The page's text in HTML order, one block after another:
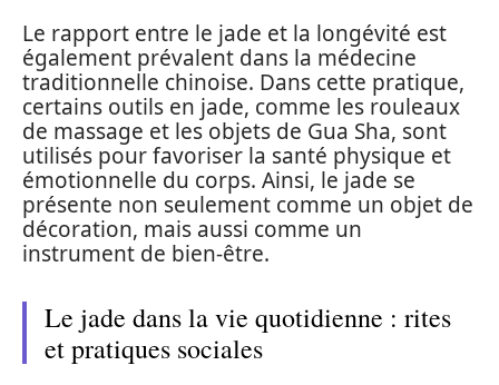
Le rapport entre le jade et la longévité est
également prévalent dans la médecine
traditionnelle chinoise. Dans cette pratique,
certains outils en jade, comme les rouleaux
de massage et les objets de Gua Sha, sont
utilisés pour favoriser la santé physique et
émotionnelle du corps. Ainsi, le jade se
présente non seulement comme un objet de
décoration, mais aussi comme un
instrument de bien-être.
Le jade dans la vie quotidienne : rites
et pratiques sociales